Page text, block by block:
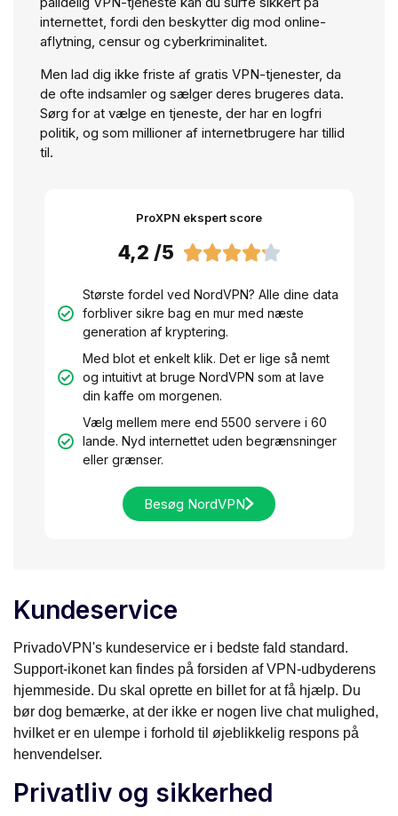
internettet, fordi den beskytter dig mod online-
aflytning, censur og cyberkriminalitet.
Men lad dig ikke friste af gratis VPN-tjenester, da
de ofte indsamler og sælger deres brugeres data.
Sørg for at vælge en tjeneste, der har en logfri
politik, og som millioner af internetbrugere har tillid
til.
ProXPN ekspert score
4,2 /5 
Største fordel ved NordVPN? Alle dine data
forbliver sikre bag en mur med næste
generation af kryptering.
Med blot et enkelt klik. Det er lige så nemt
og intuitivt at bruge NordVPN som at lave
din kaffe om morgenen.
Vælg mellem mere end 5500 servere i 60
lande. Nyd internettet uden begrænsninger
eller grænser.
Besøg NordVPN
Kundeservice
PrivadoVPN's kundeservice er i bedste fald standard.
Support-ikonet kan findes på forsiden af VPN-udbyderens
hjemmeside. Du skal oprette en billet for at få hjælp. Du
bør dog bemærke, at der ikke er nogen live chat mulighed,
hvilket er en ulempe i forhold til øjeblikkelig respons på
henvendelser.
Privatliv og sikkerhed